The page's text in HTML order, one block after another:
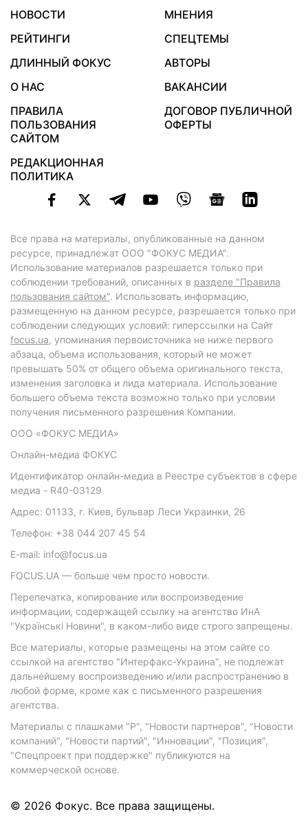
НОВОСТИ
МНЕНИЯ
РЕЙТИНГИ
СПЕЦТЕМЫ
ДЛИННЫЙ ФОКУС
АВТОРЫ
О НАС
ВАКАНСИИ
ПРАВИЛА
ПОЛЬЗОВАНИЯ
САЙТОМ
ДОГОВОР ПУБЛИЧНОЙ
ОФЕРТЫ
РЕДАКЦИОННАЯ
ПОЛИТИКА
Все права на материалы, опубликованные на данном
ресурсе, принадлежат ООО "ФОКУС МЕДИА".
Использование материалов разрешается только при
соблюдении требований, описанных в разделе "Правила
пользования сайтом". Использовать информацию,
размещенную на данном ресурсе, разрешается только при
соблюдении следующих условий: гиперссылки на Сайт
focus.ua, упоминания первоисточника не ниже первого
абзаца, объема использования, который не может
превышать 50% от общего объема оригинального текста,
изменения заголовка и лида материала. Использование
большего объема текста возможно только при условии
получения письменного разрешения Компании.
ООО «ФОКУС МЕДИА»
Онлайн-медиа ФОКУС
Идентификатор онлайн-медиа в Реестре субъектов в сфере
медиа - R40-03129
Адрес: 01133, г. Киев, бульвар Леси Украинки, 26
Телефон: +38 044 207 45 54
E-mail: info@focus.ua
FOCUS.UA — больше чем просто новости.
Перепечатка, копирование или воспроизведение
информации, содержащей ссылку на агентство ИнА
"Українські Новини", в каком-либо виде строго запрещены.
Все материалы, которые размещены на этом сайте со
ссылкой на агентство "Интерфакс-Украина", не подлежат
дальнейшему воспроизведению и/или распространению в
любой форме, кроме как с письменного разрешения
агентства.
Материалы с плашками "Р", "Новости партнеров", "Новости
компаний", "Новости партий", "Инновации", "Позиция",
"Спецпроект при поддержке" публикуются на
коммерческой основе.
© 2026 Фокус. Все права защищены.